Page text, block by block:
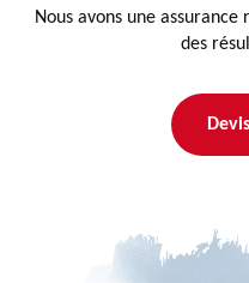
Nous avons une
des